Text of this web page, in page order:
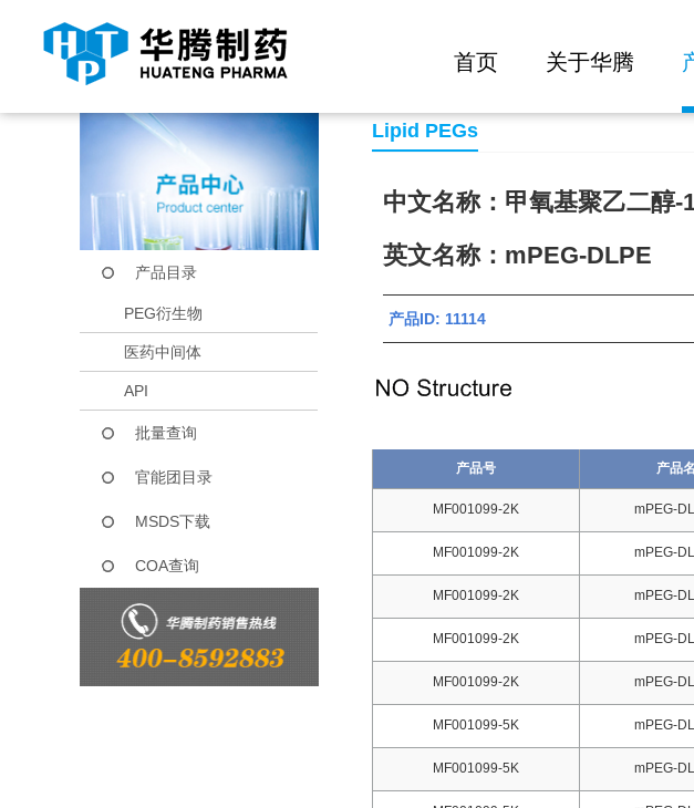
首页 关于华腾
当前位置： 首页 产品中心
产品目录
PEG衍生物
医药中间体
API
批量查询
官能团目录
MSDS下载
COA查询
Lipid PEGs
中文名称：甲氧基聚乙二醇
英文名称：mPEG-DLPE
产品ID: 11114
产品号 产品
MF001099-2K mPEG-
MF001099-2K mPEG-
MF001099-2K mPEG-
MF001099-2K mPEG-
MF001099-2K mPEG-
MF001099-5K mPEG-
MF001099-5K mPEG-